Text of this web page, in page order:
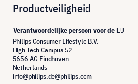
Productveiligheid
Verantwoordelijke persoon voor de EU
Philips Consumer Lifestyle B.V.
High Tech Campus 52
5656 AG Eindhoven
Netherlands
info@philips.de@philips.com